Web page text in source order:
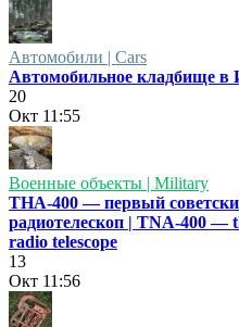
Автомобили | Cars
Автомобильное кладбище в
20
Окт 11:55
Военные объекты | Military
ТНА-400 — первый
радиотелескоп | TNA-400 —
radio telescope
13
Окт 11:56